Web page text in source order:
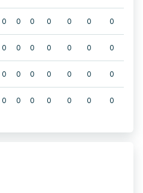
0 0 0 0 0 0 0
0 0 0 0 0 0 0
0 0 0 0 0 0 0
0 0 0 0 0 0 0